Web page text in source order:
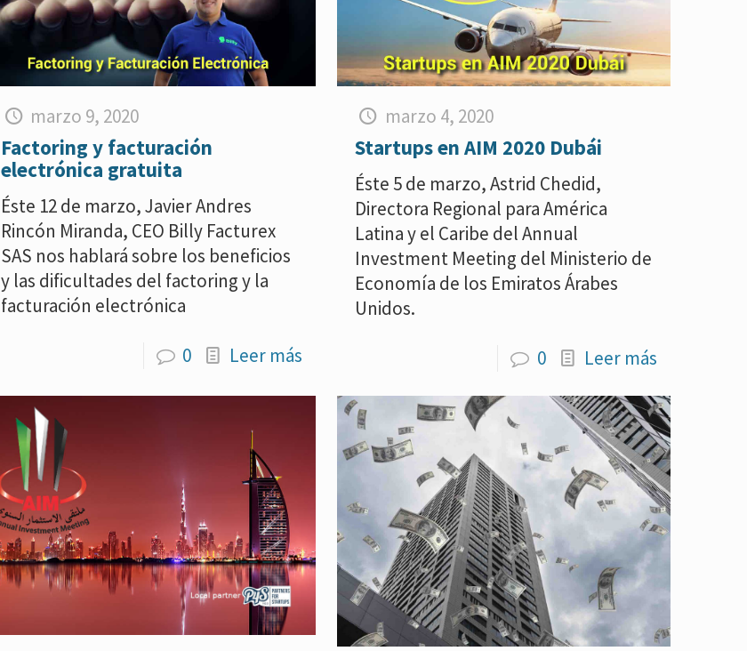
marzo 9, 2020
Factoring y facturación
electrónica gratuita
Éste 12 de marzo, Javier Andres
Rincón Miranda, CEO Billy Facturex
SAS nos hablará sobre los beneficios
y las dificultades del factoring y la
facturación electrónica
0 Leer más
marzo 4, 2020
Startups en AIM 2020 Dubái
Éste 5 de marzo, Astrid Chedid,
Directora Regional para América
Latina y el Caribe del Annual
Investment Meeting del Ministerio de
Economía de los Emiratos Árabes
Unidos.
0 Leer más